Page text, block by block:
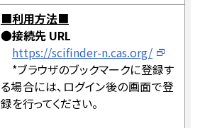
■利用方法■
●接続先 URL
https://scifinder-n.cas.org/
*ブラウザのブックマークに登録す
る場合には、ログイン後の画面で登
録を行ってください。